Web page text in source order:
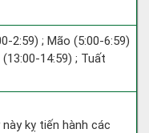
2:59) ; Mão (5:00-6:59)
14:59) ; Tuất
này kỵ tiến hành các